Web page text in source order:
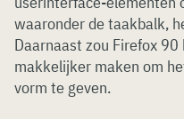
waaronder de taakbalk,
Daarnaast zou Firefox
makkelijker maken om
vorm te geven.